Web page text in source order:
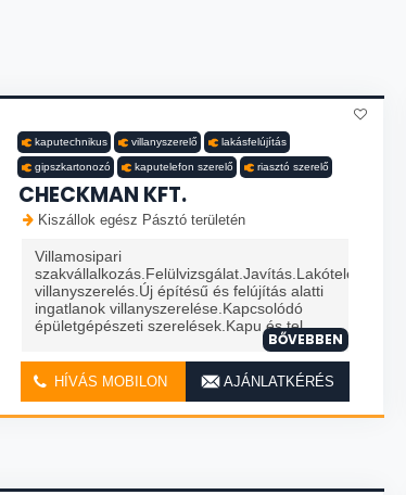
kaputechnikus villanyszerelő lakásfelújítás
gipszkartonozó kaputelefon szerelő riasztó szerelő
CHECKMAN KFT.
Kiszállok egész Pásztó területén
Villamosipari
szakvállalkozás.Felülvizsgálat.Javítás.Lakótelepi
villanyszerelés.Új építésű és felújítás alatti
ingatlanok villanyszerelése.Kapcsolódó
épületgépészeti szerelések.Kapu és tel...
BŐVEBBEN
HÍVÁS MOBILON AJÁNLATKÉRÉS